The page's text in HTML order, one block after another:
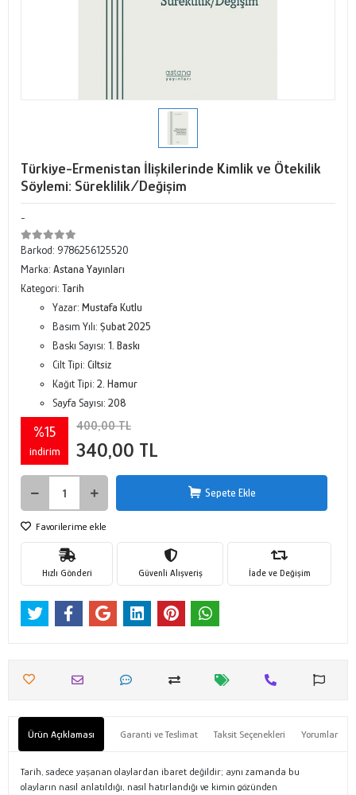
Türkiye-Ermenistan İlişkilerinde Kimlik ve Ötekilik
Söylemi: Süreklilik/Değişim
-
Barkod: 9786256125520
Marka: Astana Yayınları
Kategori: Tarih
Yazar: Mustafa Kutlu
Basım Yılı: Şubat 2025
Baskı Sayısı: 1. Baskı
Cilt Tipi: Ciltsiz
Kağıt Tipi: 2. Hamur
Sayfa Sayısı: 208
%15
indirim
400,00 TL
340,00 TL
Sepete Ekle
Favorilerime ekle
Hızlı Gönderi Güvenli Alışveriş İade ve Değişim
Ürün Açıklaması Garanti ve Teslimat Taksit Seçenekleri Yorumlar
Tarih, sadece yaşanan olaylardan ibaret değildir; aynı zamanda bu
olayların nasıl anlatıldığı, nasıl hatırlandığı ve kimin gözünden